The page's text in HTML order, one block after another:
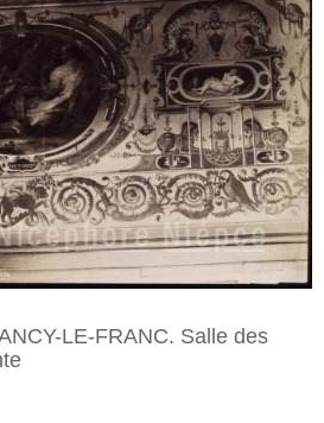
LE-FRANC. Salle des